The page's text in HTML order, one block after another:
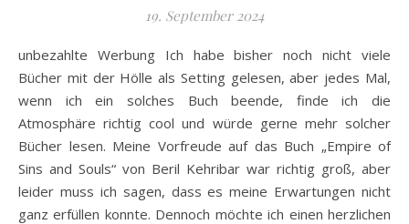
19. September 2024
unbezahlte Werbung Ich habe bisher noch nicht viele
Bücher mit der Hölle als Setting gelesen, aber jedes Mal,
wenn ich ein solches Buch beende, finde ich die
Atmosphäre richtig cool und würde gerne mehr solcher
Bücher lesen. Meine Vorfreude auf das Buch „Empire of
Sins and Souls“ von Beril Kehribar war richtig groß, aber
leider muss ich sagen, dass es meine Erwartungen nicht
ganz erfüllen konnte. Dennoch möchte ich einen herzlichen